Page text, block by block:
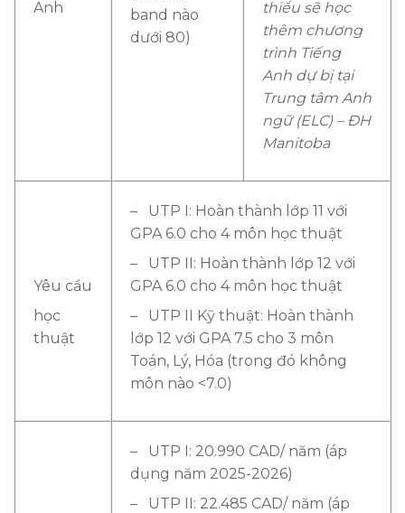
Anh
band nào
dưới 80)
thiểu sẽ học
thêm chương
trình Tiếng
Anh dự bị tại
Trung tâm Anh
ngữ (ELC) – ĐH
Manitoba
Yêu cầu
học
thuật
– UTP I: Hoàn thành lớp 11 với
GPA 6.0 cho 4 môn học thuật
– UTP II: Hoàn thành lớp 12 với
GPA 6.0 cho 4 môn học thuật
– UTP II Kỹ thuật: Hoàn thành
lớp 12 với GPA 7.5 cho 3 môn
Toán, Lý, Hóa (trong đó không
môn nào <7.0)
– UTP I: 20.990 CAD/ năm (áp
dụng năm 2025-2026)
– UTP II: 22.485 CAD/ năm (áp